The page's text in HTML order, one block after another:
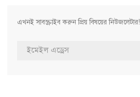
এখনই সাবস্ক্রাইব করুন প্রিয় বিষয়ের নিউজলেটার!